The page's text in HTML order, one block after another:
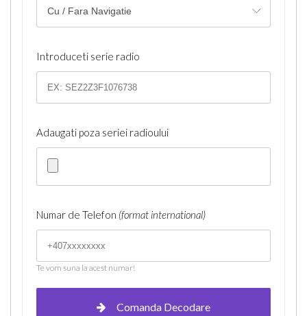
Introduceti serie radio
Adaugati poza seriei radioului
Numar de Telefon (format international)
Te vom suna la acest numar!
Comanda Decodare